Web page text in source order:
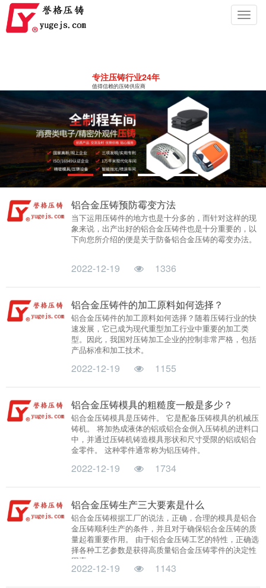
专注压铸行业24年
值得信赖的压铸供应商
铝合金压铸预防霉变方法
当下运用压铸件的地方也是十分多的，而针对这样的现
象来说，出产出好的铝合金压铸件也是十分重要的，以
下向您所介绍的便是关于防备铝合金压铸的霉变办法。
2022-12-19 1336
铝合金压铸件的加工原料如何选择？
铝合金压铸件的加工原料如何选择？随着压铸行业的快
速发展，它已成为现代重型加工行业中重要的加工类
型。因此，我国对压铸加工企业的控制非常严格，包括
产品标准和加工技术。
2022-12-19 1155
铝合金压铸模具的粗糙度一般是多少？
铝合金压铸模具是压铸件。 它是配备压铸模具的机械压
铸机。 将加热成液体的铝或铝合金倒入压铸机的进料口
中，并通过压铸机铸造模具形状和尺寸受限的铝或铝合
金零件。 这种零件通常称为铝压铸件。
2022-12-19 1734
铝合金压铸生产三大要素是什么
铝合金压铸根据工厂的说法，正确，合理的模具是铝合
金压铸顺利生产的条件，并且对于确保铝合金压铸的质
量起着重要作用。 由于铝合金压铸工艺的特性，正确选
择各种工艺参数是获得高质量铝合金压铸零件的决定性
因素，...
2022-12-19 1143